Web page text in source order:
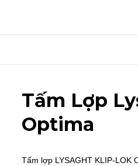
Tấm Lợp
Optima
Tấm lợp LYSAGHT KLIP-LOK